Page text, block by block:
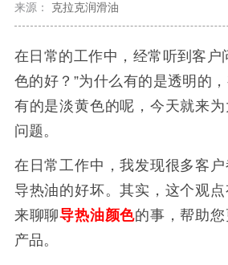
来源： 克拉克润滑油
在日常的工作中，经常听到客户
色的好？”为什么有的是透明的
有的是淡黄色的呢，今天就来
问题。
在日常工作中，我发现很多客
导热油的好坏。其实，这个观
来聊聊导热油颜色的事，帮助
产品。